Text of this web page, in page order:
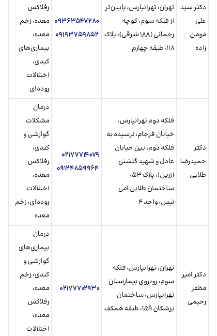
دکتر سید
علی
مومن
زاده
تهران، تهرانپارس، پایین‌تر
از فلکه سوم، کوچه
رحمانی (۱۸۸ شرقی)، پلاک
۱۱۸، طبقه چهارم
۰۹۳۶۳۵۴۷۲۸۰
۰۹۱۹۳۷۵۹۸۵۲
رفلاکس
معده، زخم
معده،
بیماری‌های
کبدی،
اختلالات
روده‌ای
دکتر
حمیدرضا
طلایی
فلکه دوم تهرانپارس،
خیابان فرجام، نرسیده به
فلکه دوم، بین خیابان
عادل و شهید گلشنی
(زرین)، پلاک ۵۳،
ساختمان طلایی آمی
تیس، واحد ۴
۰۲۱۷۷۷۱۴۰۷۹
۰۹۱۲۴۸۵۹۹۶۴
درمان
مشکلات
گوارشی و
کبدی،
رفلاکس
معده،
اختلالات
روده‌ای، زخم
معده
دکتر امیر
مظفر
رحیمی
تهران، تهرانپارس، فلکه
سوم، روبروی بیمارستان
تهرانپارس، ساختمان
پزشکان ۱۵۹، طبقه همکف
۰۲۱۷۷۷۰۲۹۳۰
درمان
بیماری‌های
گوارشی و
کبدی، زخم
معده،
رفلاکس
معده،
اختلالات